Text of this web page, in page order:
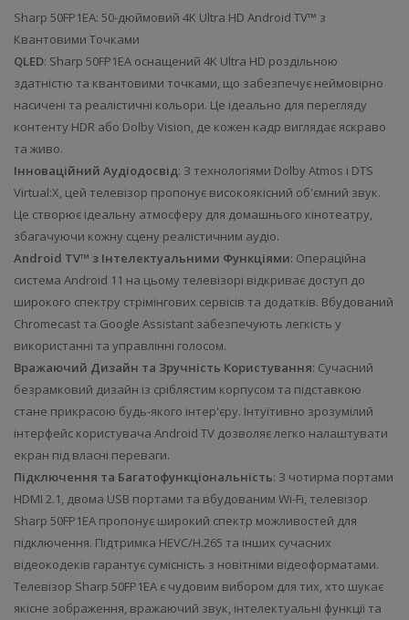
Sharp 50FP1EA: 50-дюймовий 4K Ultra HD Android TV™ з
Квантовими Точками
QLED: Sharp 50FP1EA оснащений 4K Ultra HD роздільною
здатністю та квантовими точками, що забезпечує неймовірно
насичені та реалістичні кольори. Це ідеально для перегляду
контенту HDR або Dolby Vision, де кожен кадр виглядає яскраво
та живо.
Інноваційний Аудіодосвід: З технологіями Dolby Atmos і DTS
Virtual:X, цей телевізор пропонує високоякісний об'ємний звук.
Це створює ідеальну атмосферу для домашнього кінотеатру,
збагачуючи кожну сцену реалістичним аудіо.
Android TV™ з Інтелектуальними Функціями: Операційна
система Android 11 на цьому телевізорі відкриває доступ до
широкого спектру стрімінгових сервісів та додатків. Вбудований
Chromecast та Google Assistant забезпечують легкість у
використанні та управлінні голосом.
Вражаючий Дизайн та Зручність Користування: Сучасний
безрамковий дизайн із сріблястим корпусом та підставкою
стане прикрасою будь-якого інтер'єру. Інтуїтивно зрозумілий
інтерфейс користувача Android TV дозволяє легко налаштувати
екран під власні переваги.
Підключення та Багатофункціональність: З чотирма портами
HDMI 2.1, двома USB портами та вбудованим Wi-Fi, телевізор
Sharp 50FP1EA пропонує широкий спектр можливостей для
підключення. Підтримка HEVC/H.265 та інших сучасних
відеокодеків гарантує сумісність з новітніми відеоформатами.
Телевізор Sharp 50FP1EA є чудовим вибором для тих, хто шукає
якісне зображення, вражаючий звук, інтелектуальні функції та